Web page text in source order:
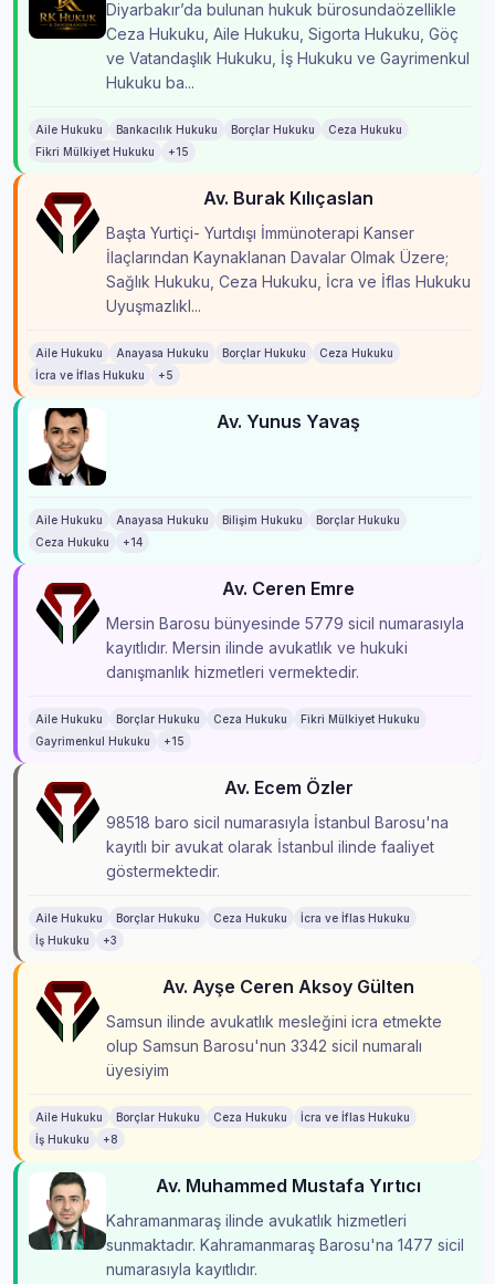
Diyarbakır’da bulunan hukuk bürosundaözellikle
Ceza Hukuku, Aile Hukuku, Sigorta Hukuku, Göç
ve Vatandaşlık Hukuku, İş Hukuku ve Gayrimenkul
Hukuku ba...
Aile Hukuku Bankacılık Hukuku Borçlar Hukuku
Ceza Hukuku
Fikri Mülkiyet Hukuku
+15
Av. Burak Kılıçaslan
Başta Yurtiçi- Yurtdışı İmmünoterapi Kanser
İlaçlarından Kaynaklanan Davalar Olmak Üzere;
Sağlık Hukuku, Ceza Hukuku, İcra ve İflas Hukuku
Uyuşmazlıkl...
Aile Hukuku Anayasa Hukuku Borçlar Hukuku
Ceza Hukuku
İcra ve İflas Hukuku
+5
Av. Yunus Yavaş
Aile Hukuku Anayasa Hukuku Bilişim Hukuku
Borçlar Hukuku
Ceza Hukuku
+14
Av. Ceren Emre
Mersin Barosu bünyesinde 5779 sicil numarasıyla
kayıtlıdır. Mersin ilinde avukatlık ve hukuki
danışmanlık hizmetleri vermektedir.
Aile Hukuku Borçlar Hukuku Ceza Hukuku
Fikri Mülkiyet Hukuku
Gayrimenkul Hukuku
+15
Av. Ecem Özler
98518 baro sicil numarasıyla İstanbul Barosu'na
kayıtlı bir avukat olarak İstanbul ilinde faaliyet
göstermektedir.
Aile Hukuku Borçlar Hukuku Ceza Hukuku
İcra ve İflas Hukuku
İş Hukuku
+3
Av. Ayşe Ceren Aksoy Gülten
Samsun ilinde avukatlık mesleğini icra etmekte
olup Samsun Barosu'nun 3342 sicil numaralı
üyesiyim
Aile Hukuku Borçlar Hukuku Ceza Hukuku
İcra ve İflas Hukuku
İş Hukuku
+8
Av. Muhammed Mustafa Yırtıcı
Kahramanmaraş ilinde avukatlık hizmetleri
sunmaktadır. Kahramanmaraş Barosu'na 1477 sicil
numarasıyla kayıtlıdır.